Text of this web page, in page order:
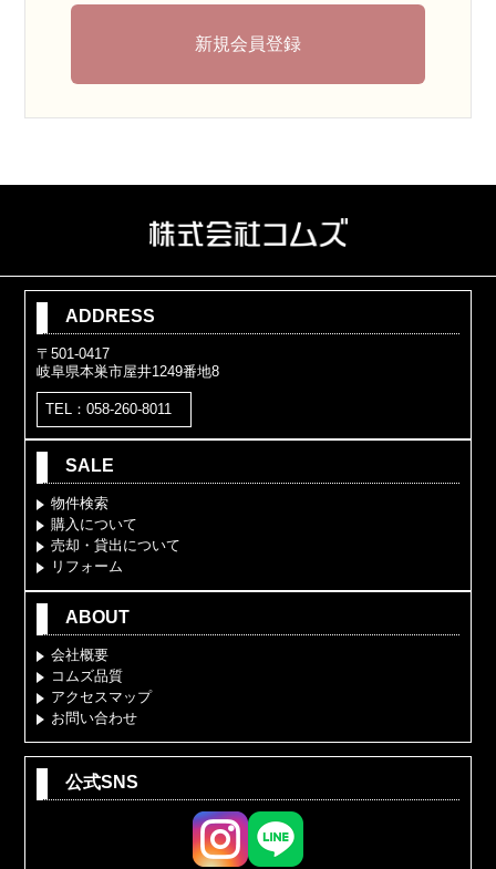
新規会員登録
ADDRESS
〒501-0417
岐阜県本巣市屋井1249番地8
TEL：058-260-8011
SALE
物件検索
購入について
売却・貸出について
リフォーム
ABOUT
会社概要
コムズ品質
アクセスマップ
お問い合わせ
公式SNS